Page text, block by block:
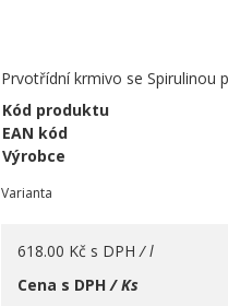
Prvotřídní krmivo se Spirulinou
Kód produktu
EAN kód
Výrobce
Varianta
618.00 Kč s DPH / l
Cena s DPH/ Ks